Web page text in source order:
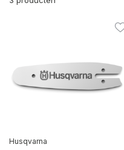
Husqvarna